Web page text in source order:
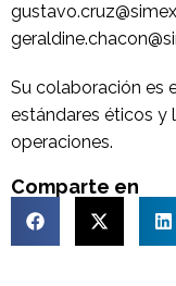
Su colaboración es
estándares éticos y
operaciones.
Comparte en